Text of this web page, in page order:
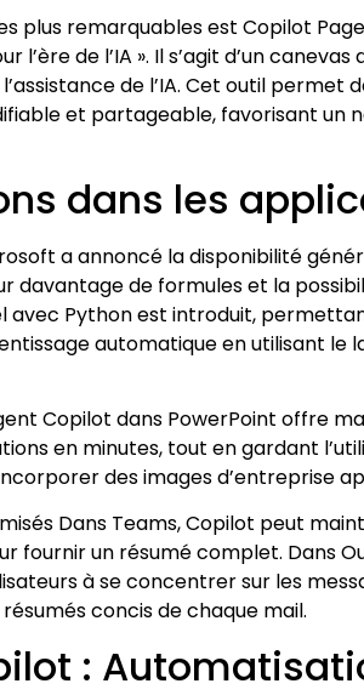
plus remarquables est Copilot
l’ère de l’IA ». Il s’agit d’un
de l’IA. Cet outil
et partageable, favorisant un
dans les
a annoncé la disponibilité
davantage de formules et la
avec Python est introduit,
automatique en utilisant le
Copilot dans PowerPoint offre
en minutes, tout en gardant
des images d’entreprise
Dans Teams, Copilot peut
fournir un résumé complet. Dans
à se concentrer sur les
concis de chaque mail.
: